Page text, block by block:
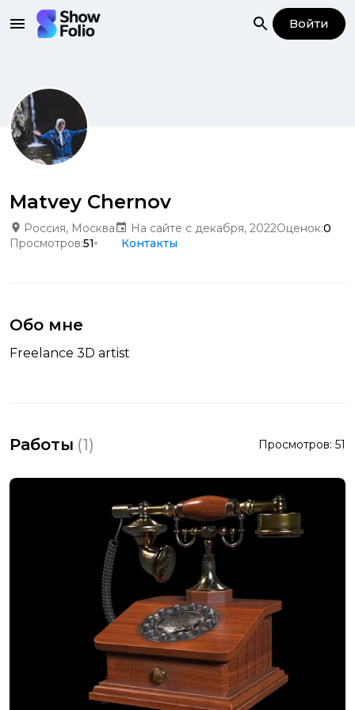
Войти
Matvey Chernov
Россия, Москва На сайте с декабря, 2022Оценок:0
Просмотров:51 Контакты
Обо мне
Freelance 3D artist
Работы (1) Просмотров: 51